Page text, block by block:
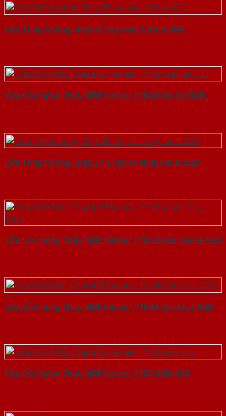
Cửa Thép Chống Cháy 2P tay nam Cửa-a-SGD
Cửa Gỗ Chống Cháy MDF Veneer P1R4 Căm Xe-SGD
Cửa Thép Chống Cháy 2P 2 tay co thuy luc-a-SGD
Cửa Gỗ Chống Cháy MDF Veneer P1R5 Xoan Đào-a-SGD
Cửa Gỗ Chống Cháy MDF Veneer P1R4 Căm Xe-a-SGD
Cửa Gỗ Chống Cháy MDF Veneer P1R2 ASH-SGD